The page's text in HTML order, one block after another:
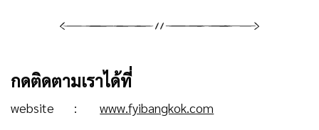
กดติดตามเราได้ที่
website :www.fyibangkok.com